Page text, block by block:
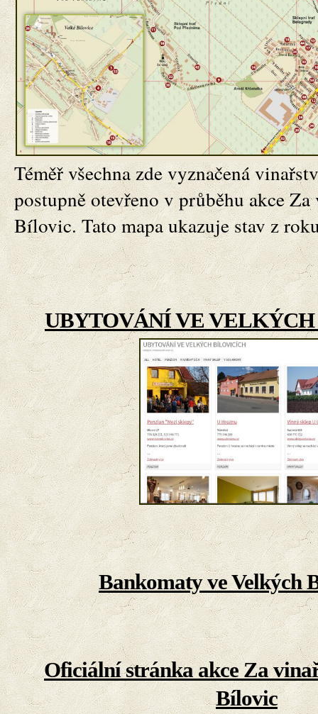
Téměř všechna zde vyznačená
postupně otevřeno v průběhu akceZa
Bílovic. Tato mapa ukazuje stav z
UBYTOVÁNÍ VE
Bankomaty ve Velkých
Oficiální stránka akce Za
Bílovic